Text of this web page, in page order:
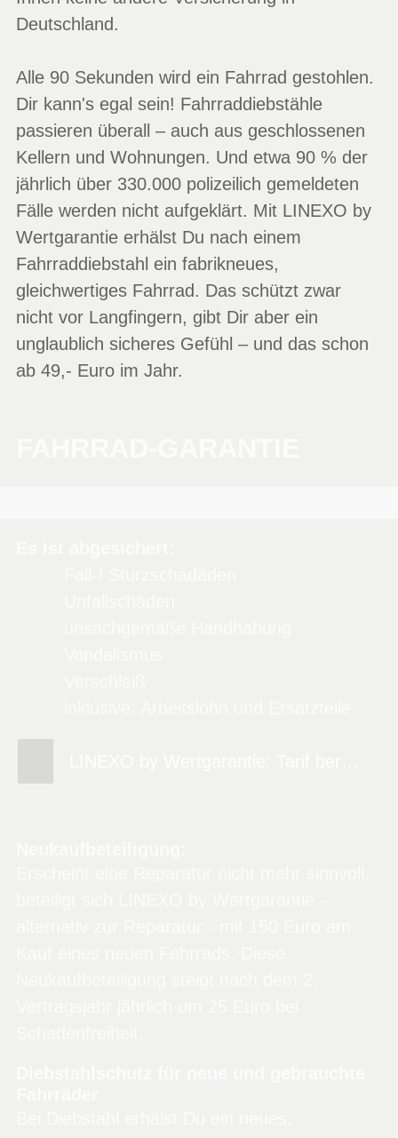
Deutschland.
Alle 90 Sekunden wird ein Fahrrad gestohlen.
Dir kann's egal sein! Fahrraddiebstähle
passieren überall – auch aus geschlossenen
Kellern und Wohnungen. Und etwa 90 % der
jährlich über 330.000 polizeilich gemeldeten
Fälle werden nicht aufgeklärt. Mit LINEXO by
Wertgarantie erhälst Du nach einem
Fahrraddiebstahl ein fabrikneues,
gleichwertiges Fahrrad. Das schützt zwar
nicht vor Langfingern, gibt Dir aber ein
unglaublich sicheres Gefühl – und das schon
ab 49,- Euro im Jahr.